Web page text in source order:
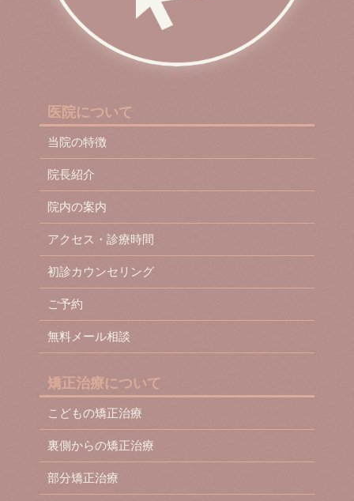
医院について
当院の特徴
院長紹介
院内の案内
アクセス・診療時間
初診カウンセリング
ご予約
無料メール相談
矯正治療について
こどもの矯正治療
裏側からの矯正治療
部分矯正治療